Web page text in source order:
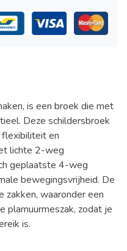
is een broek die met
Deze schildersbroek
en
lichte 2-weg
geplaatste 4-weg
bewegingsvrijheid. De
zakken, waaronder een
plamuurmeszak, zodat je
is.